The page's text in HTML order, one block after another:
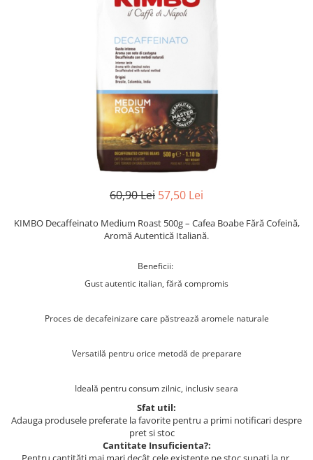
60,90 Lei 57,50 Lei
KIMBO Decaffeinato Medium Roast 500g – Cafea Boabe Fără Cofeină,
Aromă Autentică Italiană.
Beneficii:
Gust autentic italian, fără compromis
Proces de decafeinizare care păstrează aromele naturale
Versatilă pentru orice metodă de preparare
Ideală pentru consum zilnic, inclusiv seara
Sfat util:
Adauga produsele preferate la favorite pentru a primi notificari despre
pret si stoc
Cantitate Insuficienta?: